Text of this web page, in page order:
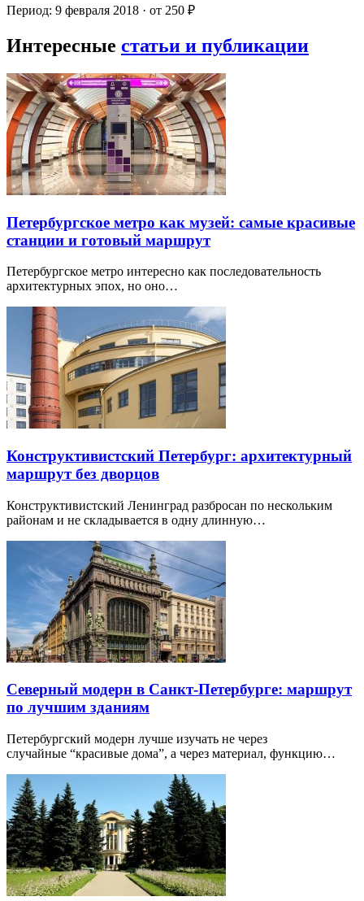
Период: 9 февраля 2018 · от 250 ₽
Интересные статьи и публикации
Петербургское метро как музей: самые красивые
станции и готовый маршрут
Петербургское метро интересно как последовательность
архитектурных эпох, но оно…
Конструктивистский Петербург: архитектурный
маршрут без дворцов
Конструктивистский Ленинград разбросан по нескольким
районам и не складывается в одну длинную…
Северный модерн в Санкт-Петербурге: маршрут
по лучшим зданиям
Петербургский модерн лучше изучать не через
случайные “красивые дома”, а через материал, функцию…